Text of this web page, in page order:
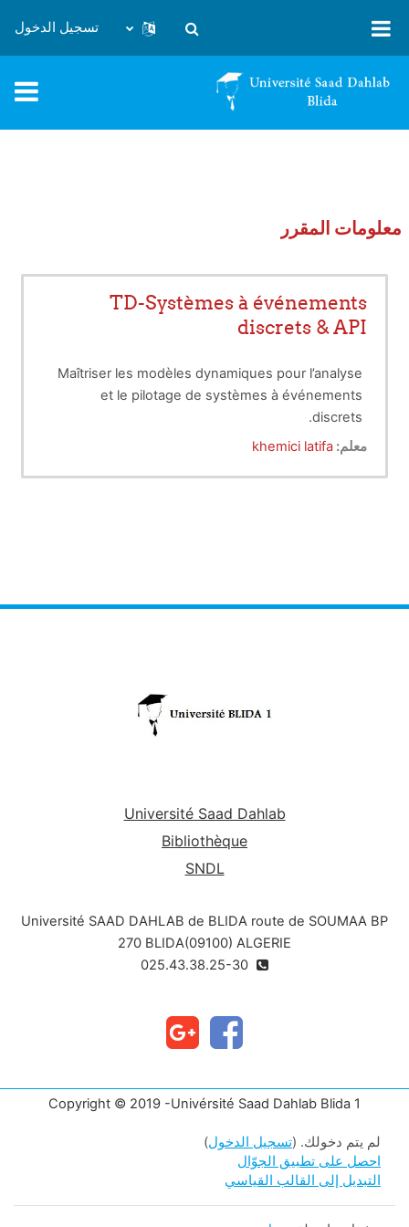
تبديل إدخال البحث
تسجيل الدخول
معلومات المقرر
TD-Systèmes à événements
discrets & API
Maîtriser les modèles dynamiques pour l’analyse
et le pilotage de systèmes à événements
discrets.
Identifier les éléments technologiques
faire un suivi
معلم: khemici latifa
Université Saad Dahlab
Bibliothèque
SNDL
Université SAAD DAHLAB de BLIDA route de SOUMAA BP
270 BLIDA(09100) ALGERIE
Copyright © 2019 -Univérsité Saad Dahlab Blida 1
لم يتم دخولك. (تسجيل الدخول)
احصل على تطبيق الجوّال
التبديل إلى القالب القياسي